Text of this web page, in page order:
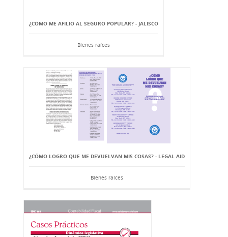
¿CÓMO ME AFILIO AL SEGURO POPULAR? - JALISCO
Bienes raíces
¿CÓMO LOGRO QUE ME DEVUELVAN MIS COSAS? - LEGAL AID
Bienes raíces